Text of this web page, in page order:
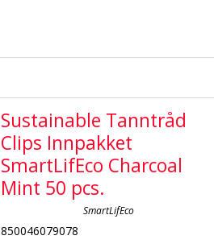
Sustainable Tanntråd
Clips Innpakket
SmartLifEco Charcoal
Mint 50 pcs.
SmartLifEco
850046079078